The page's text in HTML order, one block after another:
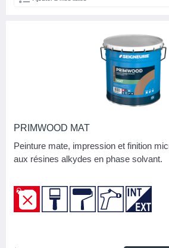
PRIMWOOD MAT
Peinture mate, impression et finition
aux résines alkydes en phase solvant.